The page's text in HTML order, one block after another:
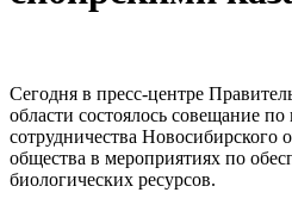
Сегодня в пресс-центре
области состоялось совещание
сотрудничества Новосибирского
общества в мероприятиях по
биологических ресурсов.